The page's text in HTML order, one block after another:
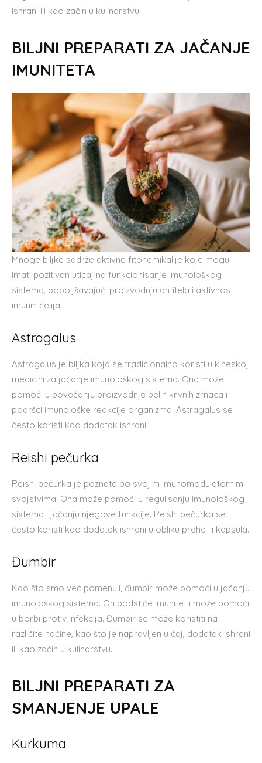
ishrani ili kao začin u kulinarstvu.
BILJNI PREPARATI ZA JAČANJE
IMUNITETA
Mnoge biljke sadrže aktivne fitohemikalije koje mogu
imati pozitivan uticaj na funkcionisanje imunološkog
sistema, poboljšavajući proizvodnju antitela i aktivnost
imunih ćelija.
Astragalus
Astragalus je biljka koja se tradicionalno koristi u kineskoj
medicini za jačanje imunološkog sistema. Ona može
pomoći u povećanju proizvodnje belih krvnih zrnaca i
podršci imunološke reakcije organizma. Astragalus se
često koristi kao dodatak ishrani.
Reishi pečurka
Reishi pečurka je poznata po svojim imunomodulatornim
svojstvima. Ona može pomoći u regulisanju imunološkog
sistema i jačanju njegove funkcije. Reishi pečurka se
često koristi kao dodatak ishrani u obliku praha ili kapsula.
Đumbir
Kao što smo već pomenuli, đumbir može pomoći u jačanju
imunološkog sistema. On podstiče imunitet i može pomoći
u borbi protiv infekcija. Đumbir se može koristiti na
različite načine, kao što je napravljen u čaj, dodatak ishrani
ili kao začin u kulinarstvu.
BILJNI PREPARATI ZA
SMANJENJE UPALE
Kurkuma